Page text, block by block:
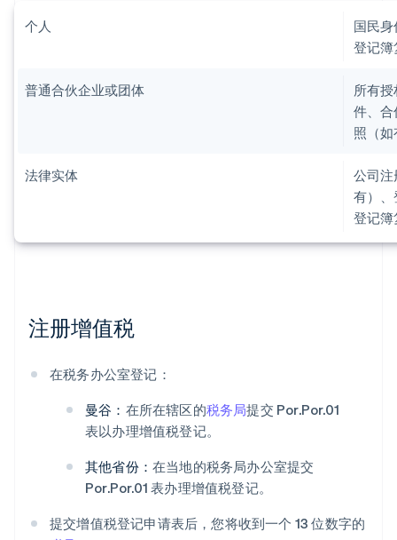
个人
国民
登记
普通合伙企业或团体
所有
件、
照（
法律实体
公司
有）
登记
注册增值税
在税务办公室登记：
曼谷： 在所在辖区的税务局提交 Por.Por.01
表以办理增值税登记。
其他省份： 在当地的税务局办公室提交
Por.Por.01 表办理增值税登记。
提交增值税登记申请表后，您将收到一个 13 位数字的